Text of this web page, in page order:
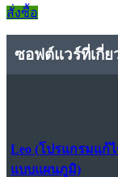
สั่งซื้อ
ซอฟต์แวร์ที่เกี่ย
Leo (โปรแกรมแก้
แบบแผนภูมิ)